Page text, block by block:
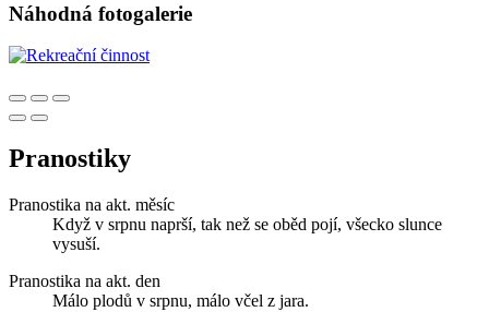
Náhodná fotogalerie
Pranostiky
Pranostika na akt. měsíc
Když v srpnu naprší, tak než se oběd pojí, všecko slunce
vysuší.
Pranostika na akt. den
Málo plodů v srpnu, málo včel z jara.